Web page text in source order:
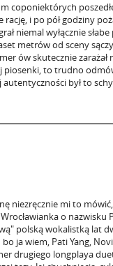
coponiektórych
i po pół godziny
niemal wyłącznie
metrów od sceny
ów skutecznie
piosenki, to trudno
był to
niezręcznie mi to
o nazwisku
polską wokalistką lat
ja wiem, Pati Yang,
drugiego longplaya